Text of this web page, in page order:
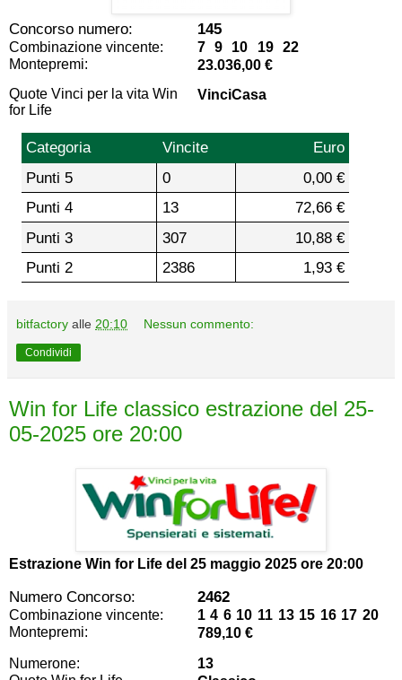
Concorso numero: 145
Combinazione vincente:
7 9 10 19 22
Montepremi:
23.036,00 €
Quote Vinci per la vita Win
for Life
VinciCasa
Categoria Vincite
Euro
Punti 5
0
0,00 €
Punti 4
13
72,66 €
Punti 3
307
10,88 €
Punti 2
2386 1,93 €
bitfactory alle 20:10 Nessun commento:
Condividi
Win for Life classico estrazione del 25-
05-2025 ore 20:00
Estrazione Win for Life del 25 maggio 2025 ore 20:00
Numero Concorso: 2462
Combinazione vincente:
1 4 6 10 11 13 15 16 17 20
Montepremi:
789,10 €
Numerone:
13